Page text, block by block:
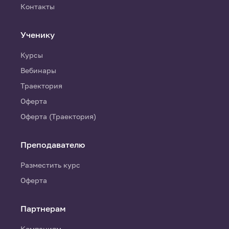
Контакты
Ученику
Курсы
Вебинары
Траектория
Оферта
Оферта (Траектория)
Преподавателю
Разместить курс
Оферта
Партнерам